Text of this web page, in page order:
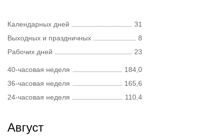
Календарных дней
31
Выходных и праздничных
8
Рабочих дней
23
40-часовая неделя
184,0
36-часовая неделя
165,6
24-часовая неделя
110,4
Август